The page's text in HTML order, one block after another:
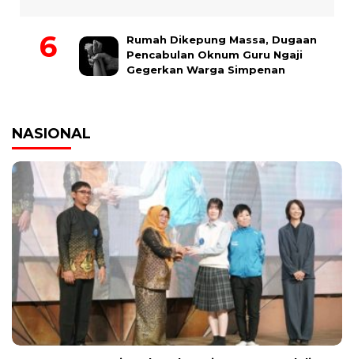
Rumah Dikepung Massa, Dugaan
Pencabulan Oknum Guru Ngaji
Gegerkan Warga Simpenan
NASIONAL